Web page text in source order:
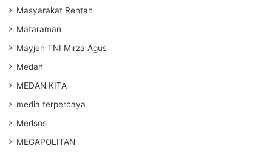
Masyarakat Rentan
Mataraman
Mayjen TNI Mirza Agus
Medan
MEDAN KITA
media terpercaya
Medsos
MEGAPOLITAN